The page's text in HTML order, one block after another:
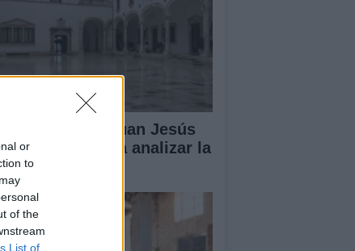
or
to
of the
List of
VI recibe a Juan Jesús
en Palma para analizar la
en Ceuta